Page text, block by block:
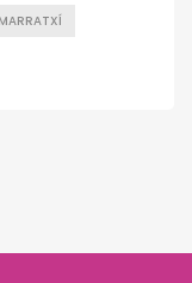
MARRATXÍ